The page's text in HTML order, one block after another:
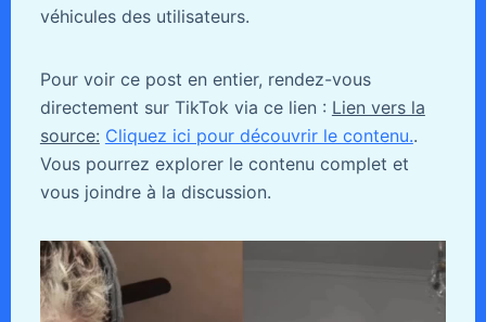
véhicules des utilisateurs.
Pour voir ce post en entier, rendez-vous
directement sur TikTok via ce lien : Lien vers la
source: Cliquez ici pour découvrir le contenu..
Vous pourrez explorer le contenu complet et
vous joindre à la discussion.